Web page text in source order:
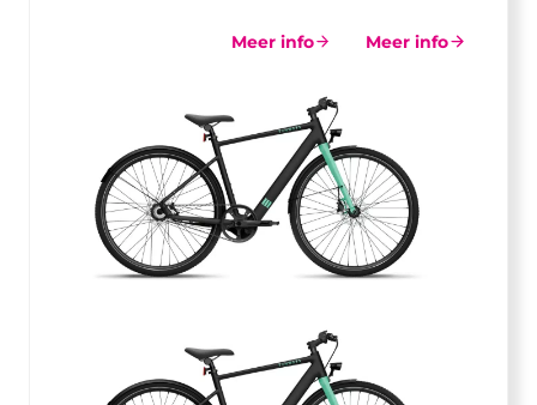
Meer info Meer info